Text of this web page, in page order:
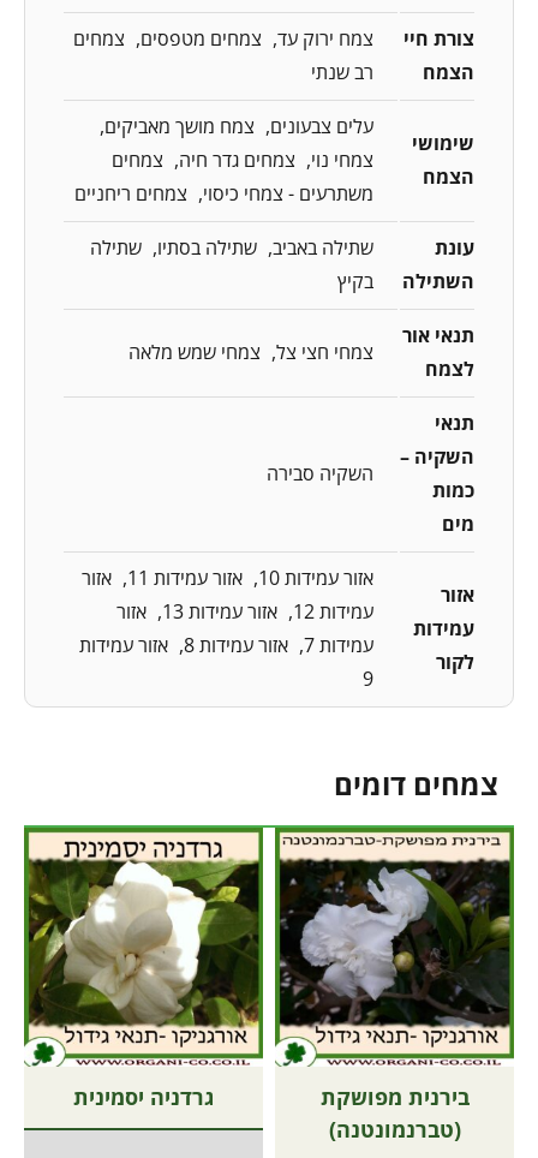
צורת חיי
הצמח
צמח ירוק עד צמחים מטפסים
צמחים
רב שנתי
שימושי
הצמח
עלים צבעונים
צמח מושך מאביקים
צמחי נוי
צמחים גדר חיה
צמחים
משתרעים - צמחי כיסוי
צמחים ריחניים
עונת
השתילה
שתילה באביב שתילה בסתיו
שתילה
בקיץ
תנאי אור
לצמח
צמחי חצי צל צמחי שמש מלאה
תנאי
השקיה –
כמות
מים
השקיה סבירה
אזור
עמידות
לקור
אזור עמידות 10 אזור עמידות 11
אזור
עמידות 12
אזור עמידות 13
אזור
עמידות 7
אזור עמידות 8
אזור עמידות
9
צמחים דומים
בירנית מפושקת
(טברנמונטנה)
גרדניה יסמינית